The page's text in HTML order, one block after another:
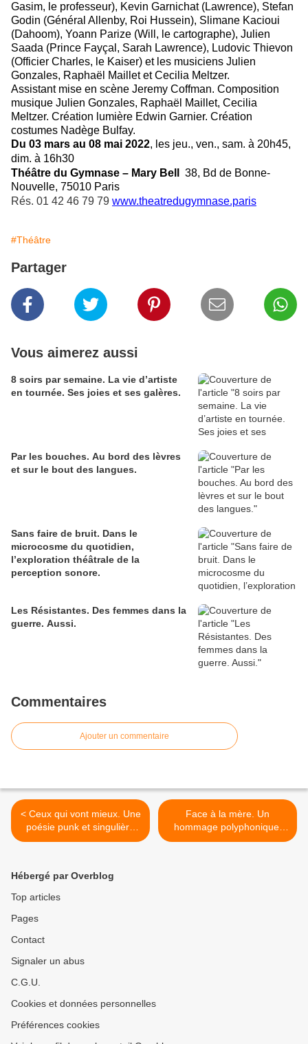
Gasim, le professeur), Kevin Garnichat (Lawrence), Stefan
Godin (Général Allenby, Roi Hussein), Slimane Kacioui
(Dahoom), Yoann Parize (Will, le cartographe), Julien
Saada (Prince Fayçal, Sarah Lawrence), Ludovic Thievon
(Officier Charles, le Kaiser) et les musiciens Julien
Gonzales, Raphaël Maillet et Cecilia Meltzer.
Assistant mise en scène Jeremy Coffman. Composition
musique Julien Gonzales, Raphaël Maillet, Cecilia
Meltzer. Création lumière Edwin Garnier. Création
costumes Nadège Bulfay.
Du 03 mars au 08 mai 2022, les jeu., ven., sam. à 20h45,
dim. à 16h30
Théâtre du Gymnase – Mary Bell
38, Bd de Bonne-
Nouvelle, 75010 Paris
Rés. 01 42 46 79 79 www.theatredugymnase.paris
#Théâtre
Partager
Vous aimerez aussi
8 soirs par semaine. La vie d’artiste
en tournée. Ses joies et ses galères.
Par les bouches. Au bord des lèvres
et sur le bout des langues.
Sans faire de bruit. Dans le
microcosme du quotidien,
l’exploration théâtrale de la
perception sonore.
Les Résistantes. Des femmes dans la
guerre. Aussi.
Commentaires
Ajouter un commentaire
< Ceux qui vont mieux. Une
poésie punk et singulière
comme un hommage
Face à la mère. Un
hommage polyphonique,
théâtral et musical, en
Hébergé par Overblog
Top articles
Pages
Contact
Signaler un abus
C.G.U.
Cookies et données personnelles
Préférences cookies